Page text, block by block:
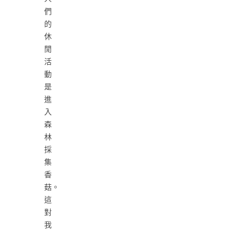
們
的
休
閒
活
動
是
進
入
森
林
採
集
香
菇。
這
對
我